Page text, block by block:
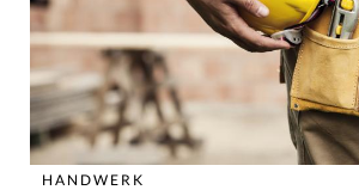
HANDWERK